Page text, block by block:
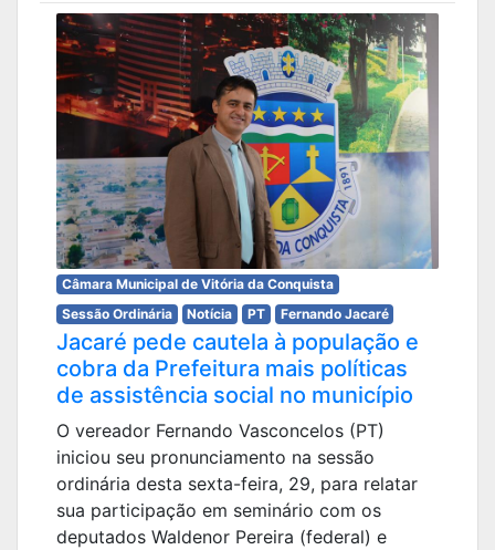
Câmara Municipal de Vitória da Conquista
Sessão Ordinária
Notícia PT Fernando Jacaré
Jacaré pede cautela à população e
cobra da Prefeitura mais políticas
de assistência social no município
O vereador Fernando Vasconcelos (PT)
iniciou seu pronunciamento na sessão
ordinária desta sexta-feira, 29, para relatar
sua participação em seminário com os
deputados Waldenor Pereira (federal) e